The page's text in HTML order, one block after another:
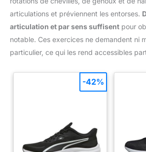
articulations et préviennent les entorses.
articulation et par sens suffisent pour
notable. Ces exercices ne demandent ni
particulier, ce qui les rend accessibles
-42%